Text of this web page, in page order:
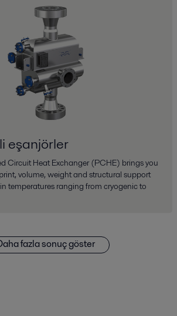
eşanjörler
Circuit Heat Exchanger (PCHE) brings you
volume, weight and structural support
temperatures ranging from cryogenic to
fazla sonuç göster